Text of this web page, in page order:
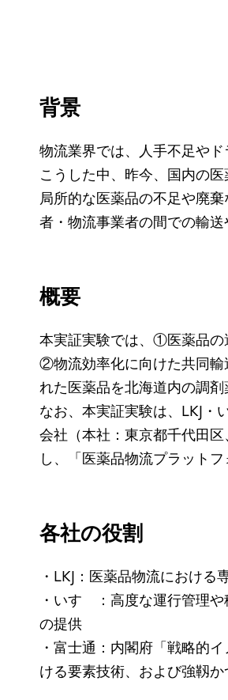
背景
物流業界では、人手不足や
こうした中、昨今、国内の
局所的な医薬品の不足や廃
者・物流事業者の間での輸
概要
本実証実験では、①医薬品の
②物流効率化に向けた共同輸
れた医薬品を北海道内の調
なお、本実証実験は、LKJ・
会社（本社：東京都千代田
し、「医薬品物流プラット
各社の役割
・LKJ：医薬品物流における
・いすゞ：高度な運行管理
の提供
・富士通：内閣府「戦略的
ける要素技術、および強靱